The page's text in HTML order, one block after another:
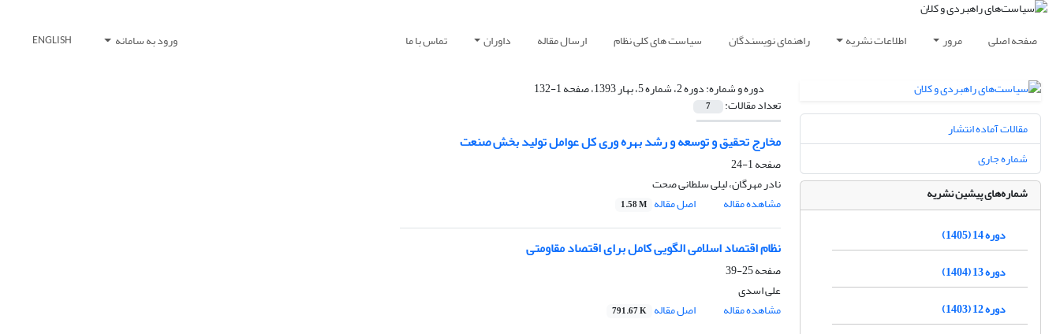
صفحه اصلی مرور اطلاعات نشریه راهنمای نویسندگان سیاست های کلی نظام ارسال مقاله داوران تماس با ما ورود به سامانه ENGLISH
دوره و شماره:دوره 2، شماره 5، بهار 1393، صفحه 1-132
تعداد مقالات: 7
مخارج تحقیق و توسعه و رشد بهره وری کل عوامل تولید بخش صنعت
صفحه1-24
نادر مهرگان، لیلی سلطانی صحت
مشاهده مقاله
اصل مقاله 1.58 M
نظام اقتصاد اسلامی الگویی کامل برای اقتصاد مقاومتی
صفحه25-39
علی اسدی
مشاهده مقاله
اصل مقاله 791.67 K
مقالات آماده انتشار
شماره جاری
شماره‌های پیشین نشریه
دوره 14 (1405)
دوره 13 (1404)
دوره 12 (1403)